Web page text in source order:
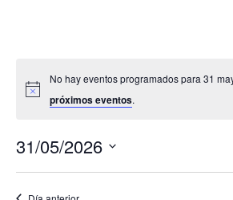
No hay eventos programados para 31
próximos eventos.
31/05/2026